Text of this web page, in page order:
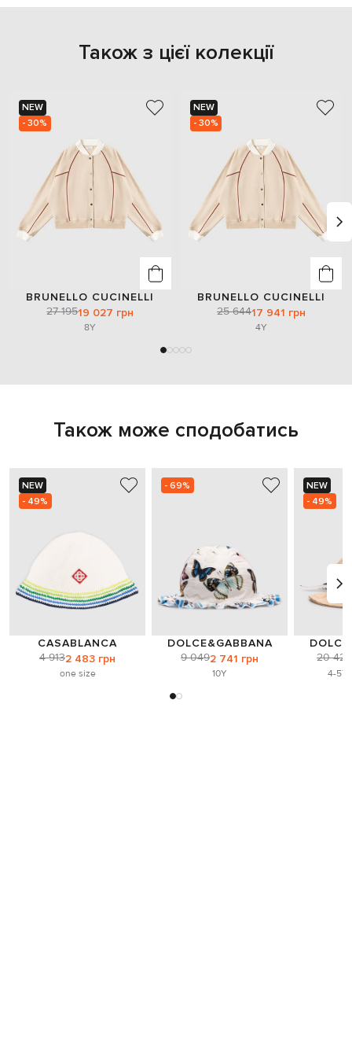
Також з цієї колекції
NEW
- 30%
BRUNELLO CUCINELLI
27 19519 027 грн
8Y
NEW
- 30%
BRUNELLO CUCINELLI
25 64417 941 грн
4Y
Також може сподобатись
NEW
- 49%
CASABLANCA
4 9132 483 грн
one size
- 69%
DOLCE&GABBANA
9 0492 741 грн
10Y
NEW
- 49%
20 423
4-5Y